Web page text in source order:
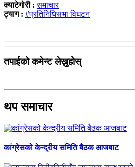
क्याटेगोरी :समाचार
ट्याग : #प्रतिनिधिसभा विघटन
तपाईको कमेन्ट लेख्नुहोस्
थप समाचार
कांग्रेसको केन्द्रीय समिति बैठक आजबाट